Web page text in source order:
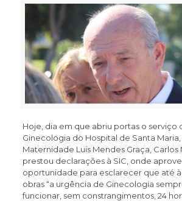
Hoje, dia em que abriu portas o serviço
Ginecologia do Hospital de Santa Maria,
Maternidade Luís Mendes Graça, Carlos
prestou declarações à SIC, onde
oportunidade para esclarecer que até
obras “a urgência de Ginecologia
funcionar, sem constrangimentos, 24